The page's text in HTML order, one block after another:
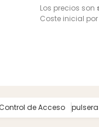
Los precios son
Coste inicial
de Acceso